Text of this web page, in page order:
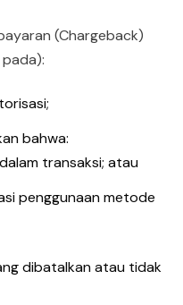
(Chargeback)
bahwa:
transaksi; atau
penggunaan metode
dibatalkan atau tidak